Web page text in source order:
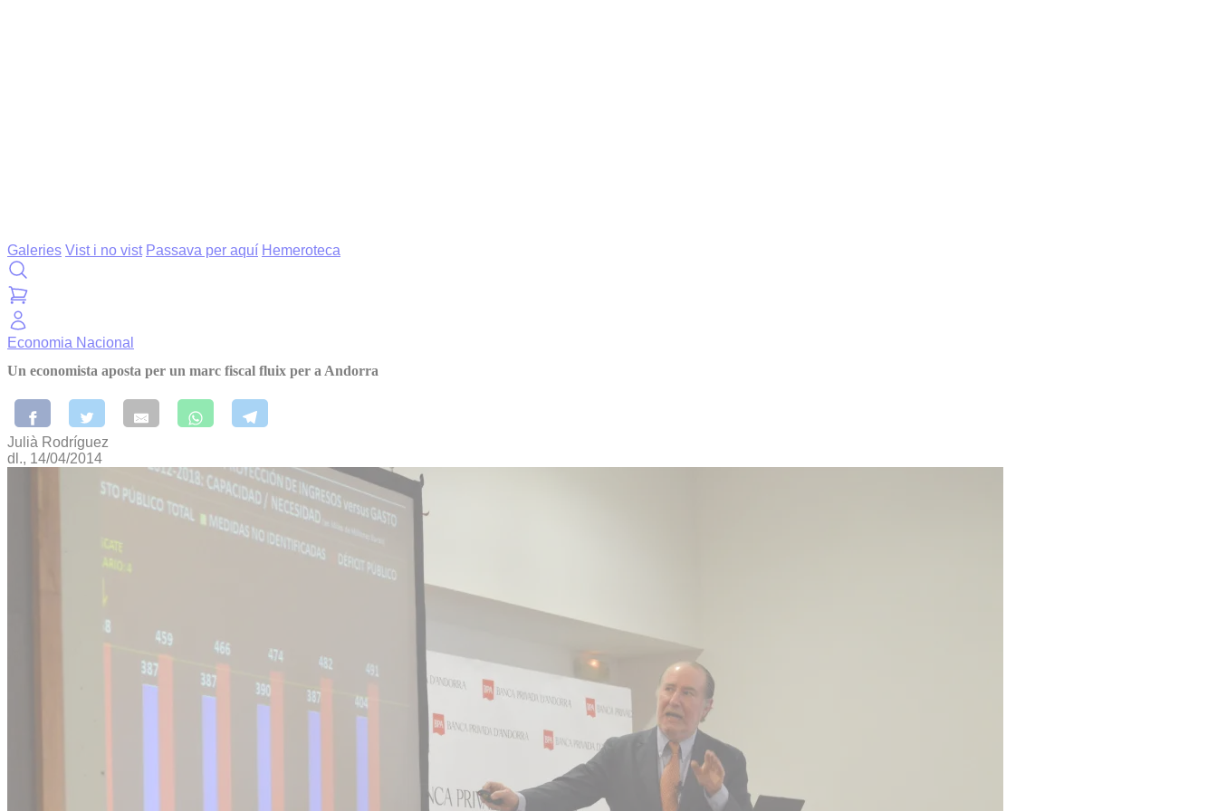
Galeries Vist i no vist Passava per aquí Hemeroteca
Economia Nacional
Un economista aposta per un marc fiscal fluix per a Andorra
Julià Rodríguez
dl., 14/04/2014